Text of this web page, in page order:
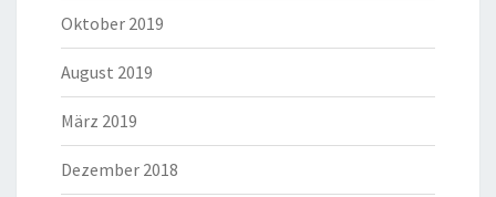
Oktober 2019
August 2019
März 2019
Dezember 2018